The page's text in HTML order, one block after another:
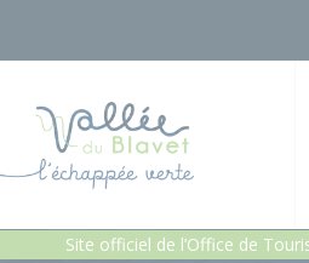
Site officiel de l’Office de